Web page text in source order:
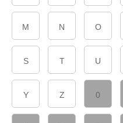
M N O
S T U
Y Z 0